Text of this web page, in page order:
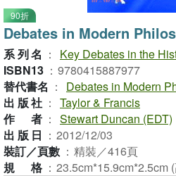
90折
Debates in Modern
系列名 ：
Key Debates in the
ISBN13 ： 9780415887977
替代書名 ：
Debates in Modern
出版社 ： Taylor & Francis
作者 ： Stewart Duncan (EDT)
出版日 ： 2012/12/03
裝訂／頁數 ： 精裝／416頁
規格 ： 23.5cm*15.9cm*2.5cm